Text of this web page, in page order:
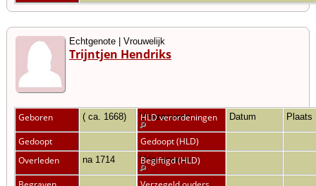
Echtgenote | Vrouwelijk
Trijntjen Hendriks
Geboren ( ca. 1668) Vriezenveen
HLD verordeningen Datum Plaats
Gedoopt
Gedoopt (HLD)
Overleden
na 1714 Vriezenveen
Begiftigd (HLD)